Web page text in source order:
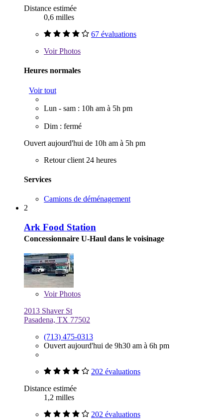
Distance estimée
0,6 milles
67 évaluations
VoirPhotos
Heures normales
Voir tout
Lun - sam : 10h am à 5h pm
Dim : fermé
Ouvert aujourd'hui de 10h am à 5h pm
Retour client 24 heures
Services
Camions de déménagement
2
Ark Food Station
Concessionnaire U-Haul dans le voisinage
VoirPhotos
2013 Shaver St
Pasadena, TX 77502
(713) 475-0313
Ouvert aujourd'hui de 9h30 am à 6h pm
202 évaluations
Distance estimée
1,2 milles
202 évaluations